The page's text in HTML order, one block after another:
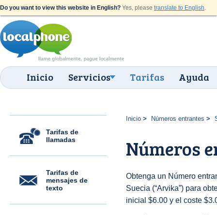
Do you want to view this website in English? Yes, please translate to English.
Inicio Servicios Tarifas Ayuda
Tarifas de
llamadas
Tarifas de
mensajes de
texto
Inicio Números entrantes
Números
Obtenga un Número
Suecia (“Arvika”) para
inicial $6.00 y el coste